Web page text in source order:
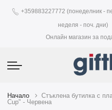
+359883227772 (понеделник -
неделя - поч. дни)
Онлайн магазин за
Начало
Стъклена бутилка с
Cup" - Червена